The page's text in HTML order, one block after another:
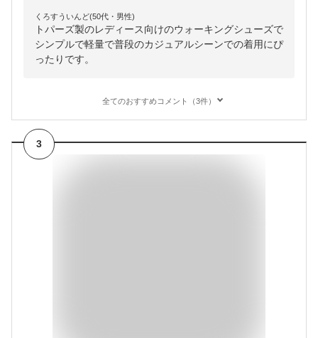
くろすういんど(50代・男性)
トパーズ製のレディース向けのウォーキングシューズで
シンプルで軽量で普段のカジュアルシーンでの着用にぴ
ったりです。
全てのおすすめコメント（3件）
3